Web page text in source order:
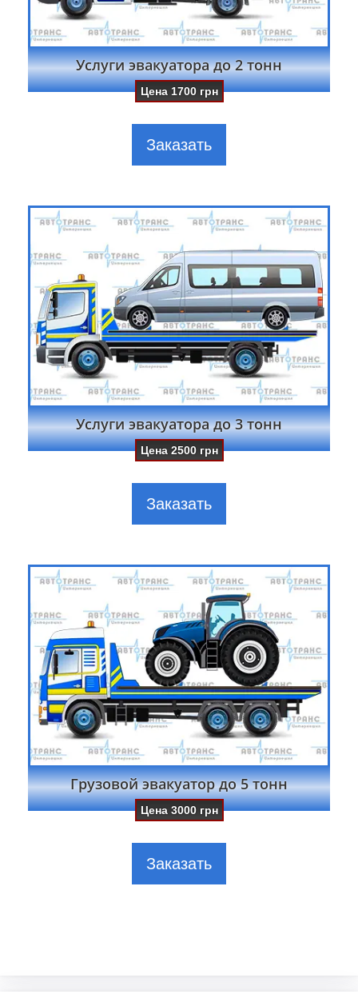
Услуги эвакуатора до 2 тонн
Цена1700 грн
Заказать
Услуги эвакуатора до 3 тонн
Цена2500 грн
Заказать
Грузовой эвакуатор до 5 тонн
Цена3000 грн
Заказать